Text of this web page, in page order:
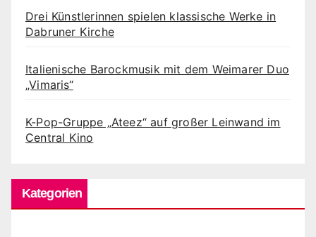
Drei Künstlerinnen spielen klassische Werke in
Dabruner Kirche
Italienische Barockmusik mit dem Weimarer Duo
„Vimaris“
K-Pop-Gruppe „Ateez“ auf großer Leinwand im
Central Kino
Kategorien